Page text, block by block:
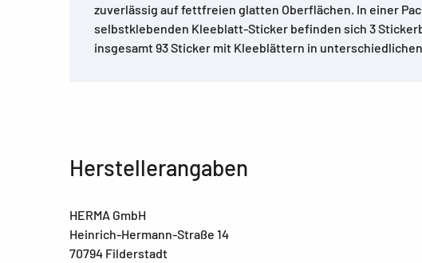
zuverlässig auf fettfreien glatten Oberflächen. In einer
selbstklebenden Kleeblatt-Sticker befinden sich 3
insgesamt 93 Sticker mit Kleeblättern in
Herstellerangaben
HERMA GmbH
Heinrich-Hermann-Straße 14
70794 Filderstadt